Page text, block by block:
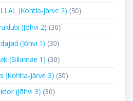
(Kohtla-Järve 2) (30)
(Jõhvi 2) (30)
(Jõhvi 1) (30)
(Sillamäe 1) (30)
(Kohtla-Järve 3) (30)
(Jõhvi 3) (30)